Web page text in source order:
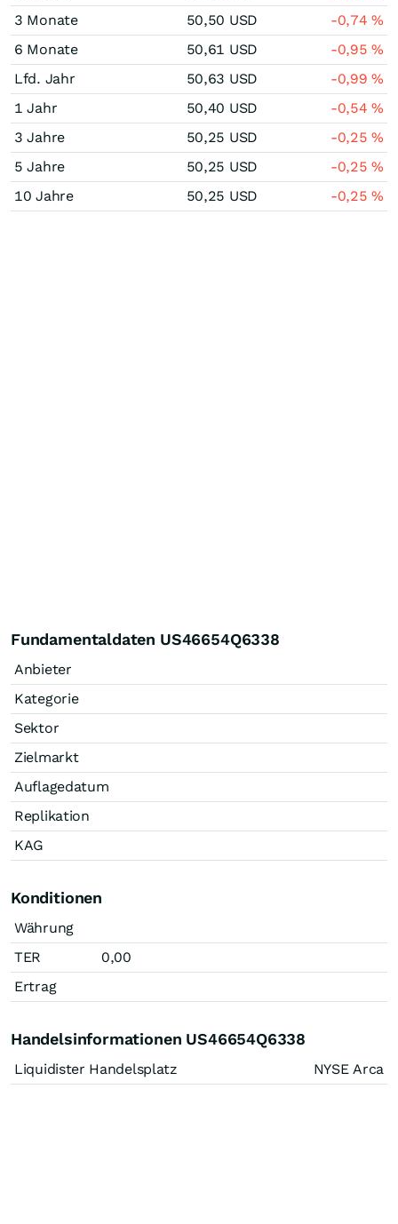
3 Monate
50,50 USD -0,74%
6 Monate
50,61 USD -0,95%
Lfd. Jahr
50,63 USD -0,99%
1 Jahr
50,40 USD -0,54%
3 Jahre
50,25 USD -0,25%
5 Jahre
50,25 USD -0,25%
10 Jahre
50,25 USD -0,25%
Fundamentaldaten US46654Q6338
Anbieter
Kategorie
Sektor
Zielmarkt
Auflagedatum
Replikation
KAG
Konditionen
Währung
TER
0,00
Ertrag
Handelsinformationen US46654Q6338
Liquidister Handelsplatz NYSE Arca